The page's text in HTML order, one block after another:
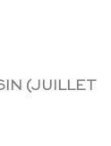
(JUILLET